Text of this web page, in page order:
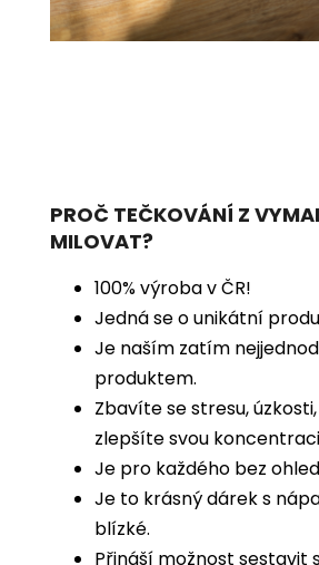
PROČ TEČKOVÁNÍ Z
MILOVAT?
100% výroba v ČR!
Jedná se o unikátní
Je naším zatím
produktem.
Zbavíte se stresu,
zlepšíte svou
Je pro každého bez
Je to krásný dárek s
blízké.
Přináší možnost sestavit